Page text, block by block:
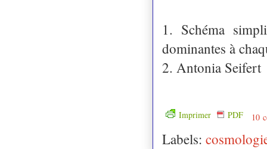
1. Schéma
dominantes à
2. Antonia Seifert
Imprimer PDF 10
Labels: